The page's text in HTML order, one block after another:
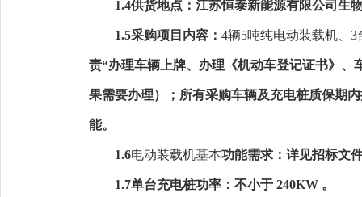
1.4供货地点：江苏恒泰新能源有限公司 生
1.5采购项目内容： 4辆5吨纯电动装载机、
责“办理车辆上牌、办理《机动车登记证书》
果需要办理） ；所有采购车辆及充电桩质保期
能。
1.6电动装载机基本功能需求：详见招标文
1.7单台充电桩功率：不小于 240KW 。